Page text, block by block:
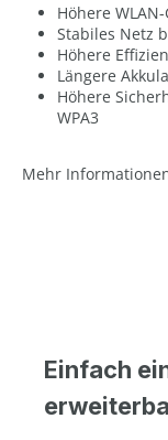
Höhere
Stabiles Netz
Höhere
Längere
Höhere
WPA3
Mehr
Einfach